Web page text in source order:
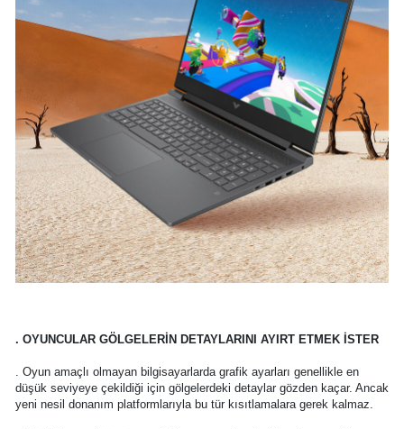
. OYUNCULAR GÖLGELERİN DETAYLARINI AYIRT ETMEK İSTER
. Oyun amaçlı olmayan bilgisayarlarda grafik ayarları genellikle en
düşük seviyeye çekildiği için gölgelerdeki detaylar gözden kaçar. Ancak
yeni nesil donanım platformlarıyla bu tür kısıtlamalara gerek kalmaz.